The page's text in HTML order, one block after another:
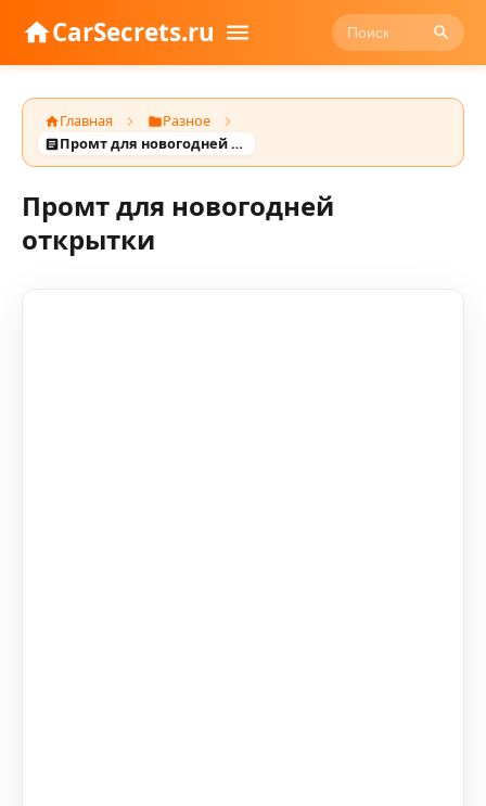
CarSecrets.ru
Главная
Разное
Промт для новогодней открытки
Промт для новогодней
открытки